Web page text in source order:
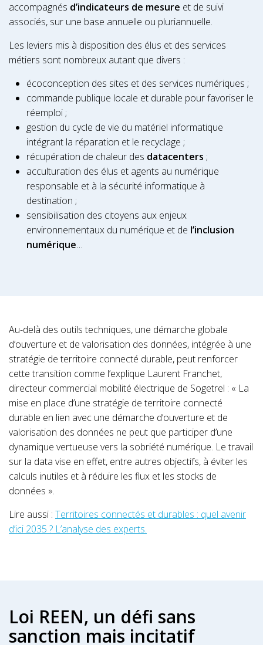
accompagnés d’indicateurs de mesure et de suivi
associés, sur une base annuelle ou pluriannuelle.
Les leviers mis à disposition des élus et des services
métiers sont nombreux autant que divers :
écoconception des sites et des services numériques ;
commande publique locale et durable pour favoriser le
réemploi ;
gestion du cycle de vie du matériel informatique
intégrant la réparation et le recyclage ;
récupération de chaleur des datacenters ;
acculturation des élus et agents au numérique
responsable et à la sécurité informatique à
destination ;
sensibilisation des citoyens aux enjeux
environnementaux du numérique et de l’inclusion
numérique…
Au-delà des outils techniques, une démarche globale
d’ouverture et de valorisation des données, intégrée à une
stratégie de territoire connecté durable, peut renforcer
cette transition comme l’explique Laurent Franchet,
directeur commercial mobilité électrique de Sogetrel : « La
mise en place d’une stratégie de territoire connecté
durable en lien avec une démarche d’ouverture et de
valorisation des données ne peut que participer d’une
dynamique vertueuse vers la sobriété numérique. Le travail
sur la data vise en effet, entre autres objectifs, à éviter les
calculs inutiles et à réduire les flux et les stocks de
données ».
Lire aussi : Territoires connectés et durables : quel avenir
d’ici 2035 ? L’analyse des experts.
Loi REEN, un défi sans
sanction mais incitatif